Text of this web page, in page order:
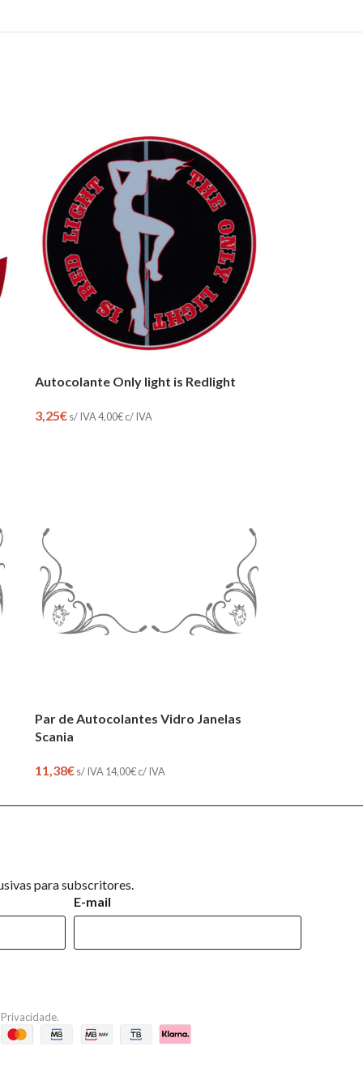
Autocolante Only light is Redlight
3,25€s/ IVA4,00€c/ IVA
Par de Autocolantes Vidro Janelas
Scania
11,38€s/ IVA 14,00€c/ IVA
para subscritores.
E-mail
.